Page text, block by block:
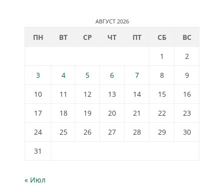
АВГУСТ 2026
ПН ВТ СР ЧТ ПТ СБ
ВС
1
2
3
4 5 6 7 8
9
10
11 12 13 14 15
16
17
18 19 20 21 22
23
24
25 26 27 28 29
30
31
« Июл